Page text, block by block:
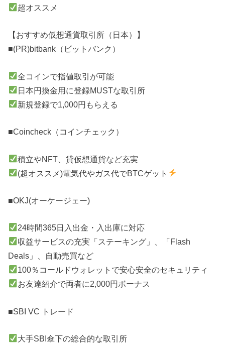
超オススメ
【おすすめ仮想通貨取引所（日本）】
■(PR)bitbank（ビットバンク）
全コインで指値取引が可能
日本円換金用に登録MUSTな取引所
新規登録で1,000円もらえる
■Coincheck（コインチェック）
積立やNFT、貸仮想通貨など充実
(超オススメ)電気代やガス代でBTCゲット
■OKJ(オーケージェー)
24時間365日入出金・入出庫に対応
収益サービスの充実「ステーキング」、「Flash
Deals」、自動売買など
100％コールドウォレットで安心安全のセキュリティ
お友達紹介で両者に2,000円ボーナス
■SBI VC トレード
大手SBI傘下の総合的な取引所